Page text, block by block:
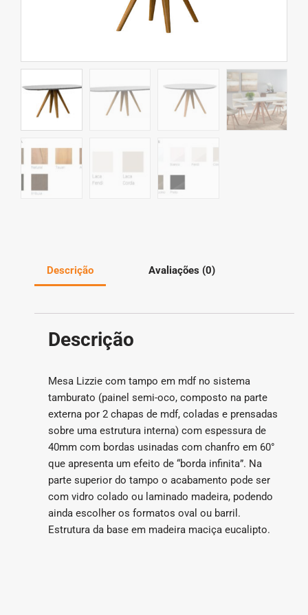
Descrição Avaliações (0)
Descrição
Mesa Lizzie com tampo em mdf no sistema
tamburato (painel semi-oco, composto na parte
externa por 2 chapas de mdf, coladas e prensadas
sobre uma estrutura interna) com espessura de
40mm com bordas usinadas com chanfro em 60°
que apresenta um efeito de “borda infinita”. Na
parte superior do tampo o acabamento pode ser
com vidro colado ou laminado madeira, podendo
ainda escolher os formatos oval ou barril.
Estrutura da base em madeira maciça eucalipto.